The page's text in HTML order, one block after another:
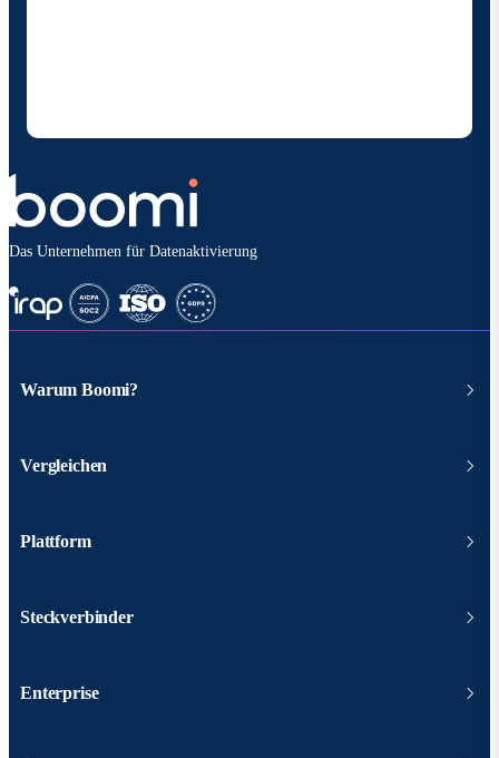
Das Unternehmen für Datenaktivierung
Warum Boomi?
Vergleichen
Plattform
Steckverbinder
Enterprise